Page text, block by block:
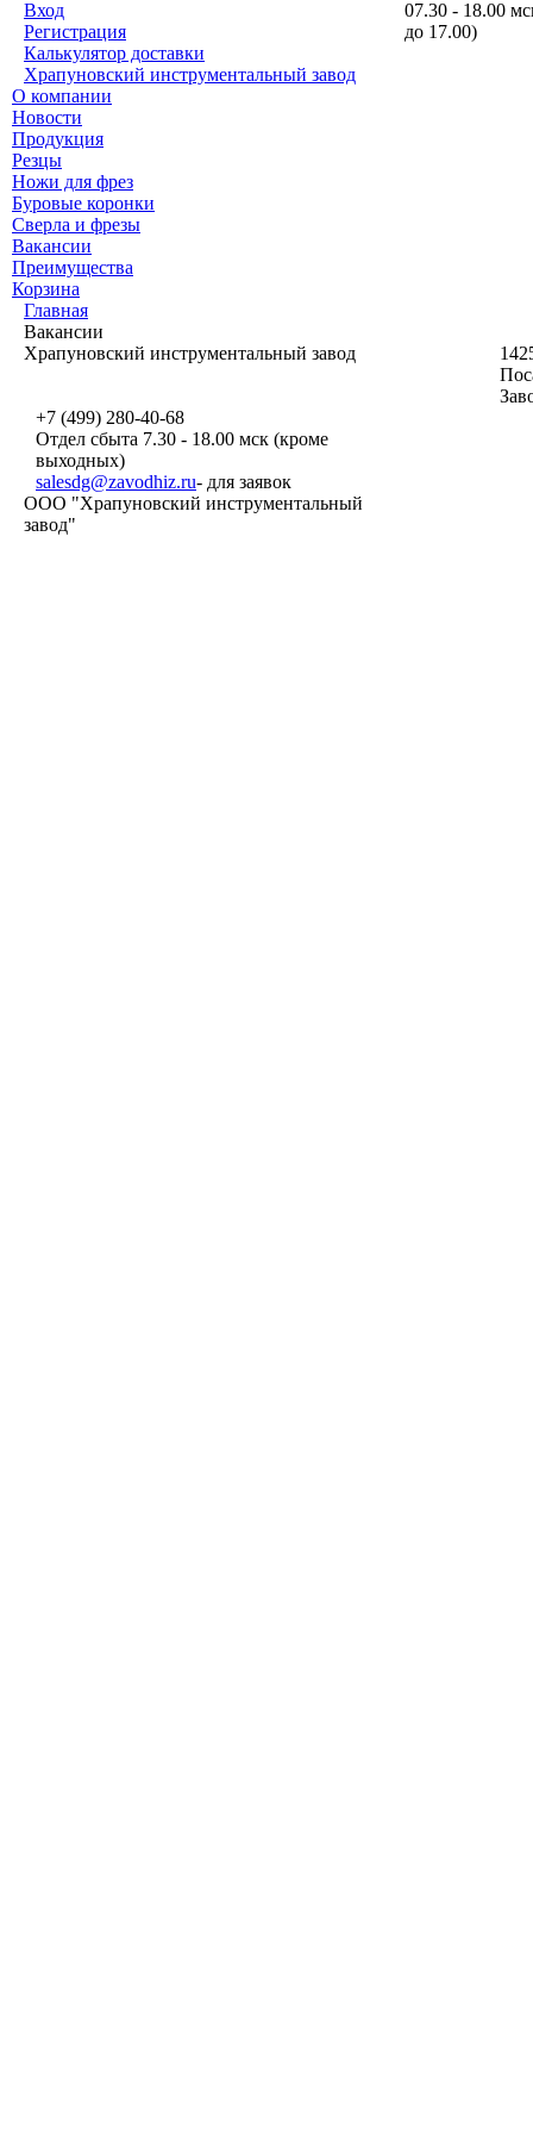
Вход
Регистрация
Калькулятор доставки
07.30 - 18.00
до 17.00)
Храпуновский инструментальный завод
О компании
Новости
Продукция
Резцы
Ножи для фрез
Буровые коронки
Сверла и фрезы
Вакансии
Преимущества
Корзина
Главная
Вакансии
Храпуновский инструментальный завод
+7 (499) 280-40-68
Отдел сбыта 7.30 - 18.00 мск (кроме
выходных)
salesdg@zavodhiz.ru- для заявок
ООО "Храпуновский инструментальный
завод"